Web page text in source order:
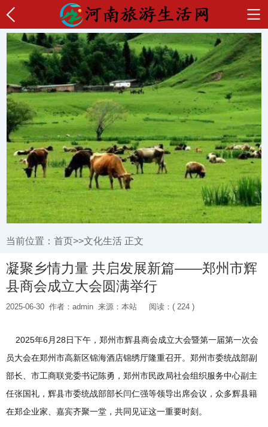
当前位置： 首页>>文化生活 正文
凝聚乡情力量 共启发展新篇——郑州市辉
县商会成立大会圆满举行
2025-06-30 作者：admin 来源：本站 阅读：( 224 )
2025年6月28日下午，郑州市辉县商会成立大会暨第一届第一次会
员大会在郑州市高新区锦海酒店锦绣厅隆重召开。郑州市委统战部副
部长、市工商联党委书记陈勇，郑州市民政局社会组织服务中心副主
任张国礼，辉县市委统战部部长闫仁强等领导出席会议，众多辉县籍
在郑企业家、嘉宾齐聚一堂，共同见证这一重要时刻。